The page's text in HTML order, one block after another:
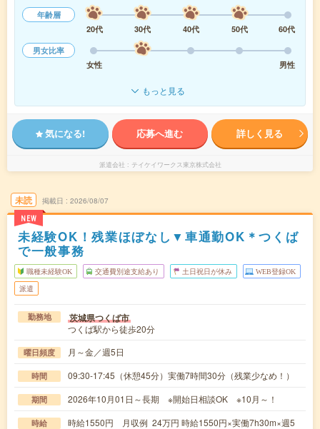
年齢層
20代
30代 40代 50代
60代
男女比率
女性
男性
もっと見る
気になる! 応募へ進む 詳しく見る
派遣会社 テイケイワークス東京株式会社
未読
NEW
掲載日 2026/08/07
未経験OK！残業ほぼなし▼車通勤OK＊つくば
で一般事務
職種未経験OK 交通費別途支給あり 土日祝日が休み WEB登録OK
派遣
勤務地 茨城県つくば市
つくば駅から徒歩20分
曜日頻度 月～金／週5日
時間 09:30-17:45（休憩45分）実働7時間30分（残業少なめ！）
期間 2026年10月01日～長期 ※開始日相談OK ※10月～！
時給
時給1550円 月収例 24万円 時給1550円×実働7h30m×週5